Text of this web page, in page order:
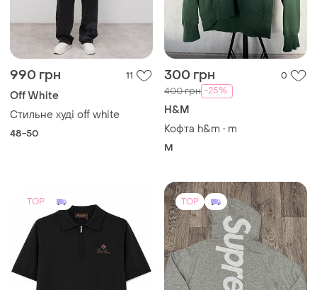
990 грн 11
Off White
Стильне худі off white
48-50
300 грн 0
400 грн -25%
H&M
Кофта h&m • m
M
TOP TOP